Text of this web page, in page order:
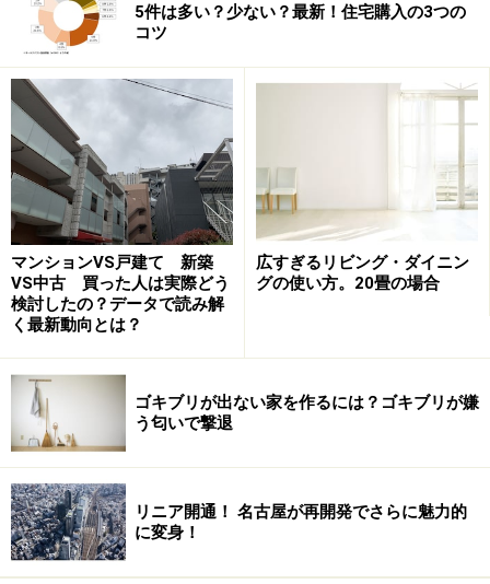
慮した方がいいだろう。石やタイルを中心にしたスペー
スにするとか、広めのウッドデッキを設置するとか、方
法はいろいろあるはずだ。自然を上手に取り込む暮らし
は素敵だけれど、手入れが行き届かないのであれば、残
念なこと、になってしまうかもしれない。
気になる天気予報
5件は多い？少ない？最新！住宅購入の3つの
コツ
マンションVS戸建て 新築
VS中古 買った人は実際どう
検討したの？データで読み解
く最新動向とは？
広すぎるリビング・ダイニン
グの使い方。20畳の場合
ゴキブリが出ない家を作るには？ゴキブリが嫌
う匂いで撃退
リニア開通！ 名古屋が再開発でさらに魅力的
に変身！